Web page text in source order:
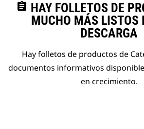
assignment HAY FOLLETOS DE
MUCHO MÁS LISTOS
DESCARGA
Hay folletos de productos de
documentos informativos
en crecimiento.